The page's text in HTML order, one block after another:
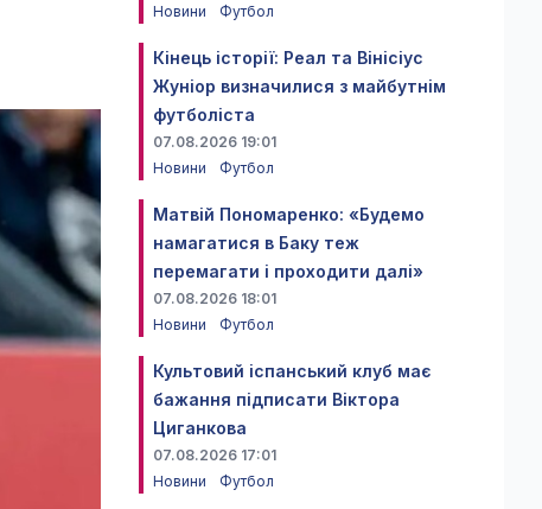
Новини
Футбол
Кінець історії: Реал та Вінісіус
Жуніор визначилися з майбутнім
футболіста
07.08.2026 19:01
Новини
Футбол
Матвій Пономаренко: «Будемо
намагатися в Баку теж
перемагати і проходити далі»
07.08.2026 18:01
Новини
Футбол
Культовий іспанський клуб має
бажання підписати Віктора
Циганкова
07.08.2026 17:01
Новини
Футбол